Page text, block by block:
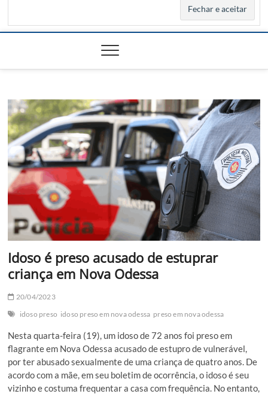
Idoso é preso acusado de estuprar
criança em Nova Odessa
20/04/2023
idoso preso idoso preso em nova odessa preso em nova odessa
Nesta quarta-feira (19), um idoso de 72 anos foi preso em
flagrante em Nova Odessa acusado de estupro de vulnerável,
por ter abusado sexualmente de uma criança de quatro anos. De
acordo com a mãe, em seu boletim de ocorrência, o idoso é seu
vizinho e costuma frequentar a casa com frequência. No entanto,